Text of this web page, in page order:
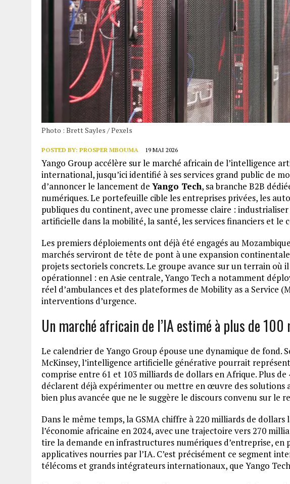
Photo : Brett Sayles / Pexels
POSTED BY: PROSPER MBOUMA 19 MAI 2026
Yango Group accélère sur le marché africain de l’intelligence
international, jusqu’ici identifié à ses services grand public de
d’annoncer le lancement de Yango Tech, sa branche B2B
numériques. Le portefeuille cible les entreprises privées, les
publiques du continent, avec une promesse claire :
artificielle dans la mobilité, la santé, les services financiers et le
Les premiers déploiements ont déjà été engagés au
marchés serviront de tête de pont à une expansion
projets sectoriels concrets. Le groupe avance sur un terrain où
opérationnel : en Asie centrale, Yango Tech a notamment
réel d’ambulances et des plateformes de Mobility as a Service
interventions d’urgence.
Un marché africain de l’IA estimé à plus de
Le calendrier de Yango Group épouse une dynamique de fond.
McKinsey, l’intelligence artificielle générative pourrait
comprise entre 61 et 103 milliards de dollars en Afrique. Plus
déclarent déjà expérimenter ou mettre en œuvre des solutions
bien plus avancée que ne le suggère le discours convenu sur le
Dans le même temps, la GSMA chiffre à 220 milliards de
l’économie africaine en 2024, avec une trajectoire vers 270
tire la demande en infrastructures numériques d’entreprise, en
applicatives nourries par l’IA. C’est précisément ce segment
télécoms et grands intégrateurs internationaux, que Yango